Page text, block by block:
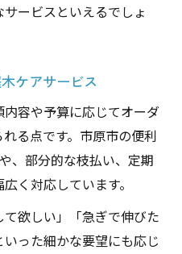
ービスといえるでしょ
ケアサービス
容や予算に応じてオーダ
る点です。市原市の便利
、部分的な枝払い、定期
く対応しています。
欲しい」「急ぎで伸びた
った細かな要望にも応じ